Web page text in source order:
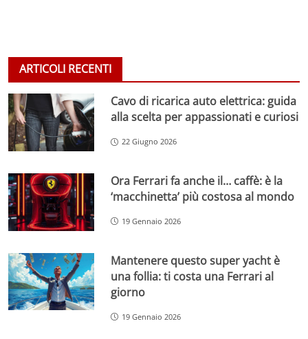
ARTICOLI RECENTI
Cavo di ricarica auto elettrica: guida
alla scelta per appassionati e curiosi
22 Giugno 2026
Ora Ferrari fa anche il… caffè: è la
‘macchinetta’ più costosa al mondo
19 Gennaio 2026
Mantenere questo super yacht è
una follia: ti costa una Ferrari al
giorno
19 Gennaio 2026